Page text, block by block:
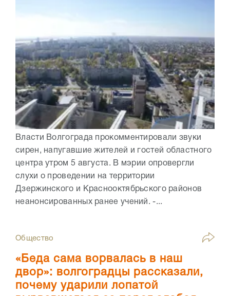
Власти Волгограда прокомментировали звуки
сирен, напугавшие жителей и гостей областного
центра утром 5 августа. В мэрии опровергли
слухи о проведении на территории
Дзержинского и Краснооктябрьского районов
неанонсированных ранее учений. -...
Общество
«Беда сама ворвалась в наш
двор»: волгоградцы рассказали,
почему ударили лопатой